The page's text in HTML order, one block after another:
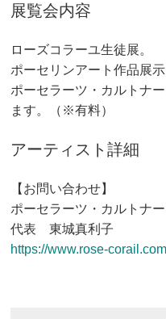
展覧会内容
ローズコラーユ生徒展。
ポーセリンアート作品展示
ポーセラーツ・カルトナ
ます。（※有料）
アーティスト詳細
【お問い合わせ】
ポーセラーツ・カルトナ
代表 東城真利子
https://www.rose-